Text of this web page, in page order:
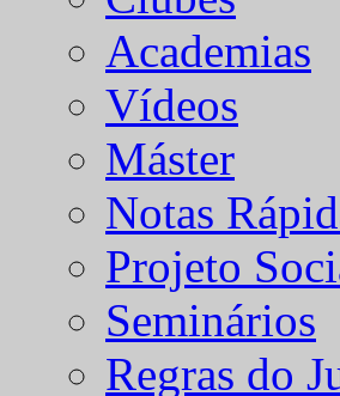
Academias
Vídeos
Máster
Notas
Projeto
Seminários
Regras do